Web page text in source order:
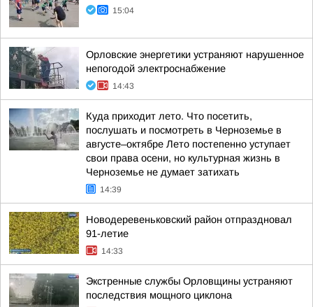
15:04
Орловские энергетики устраняют нарушенное
непогодой электроснабжение
14:43
Куда приходит лето. Что посетить,
послушать и посмотреть в Черноземье в
августе–октябре Лето постепенно уступает
свои права осени, но культурная жизнь в
Черноземье не думает затихать
14:39
Новодеревеньковский район отпраздновал
91-летие
14:33
Экстренные службы Орловщины устраняют
последствия мощного циклона